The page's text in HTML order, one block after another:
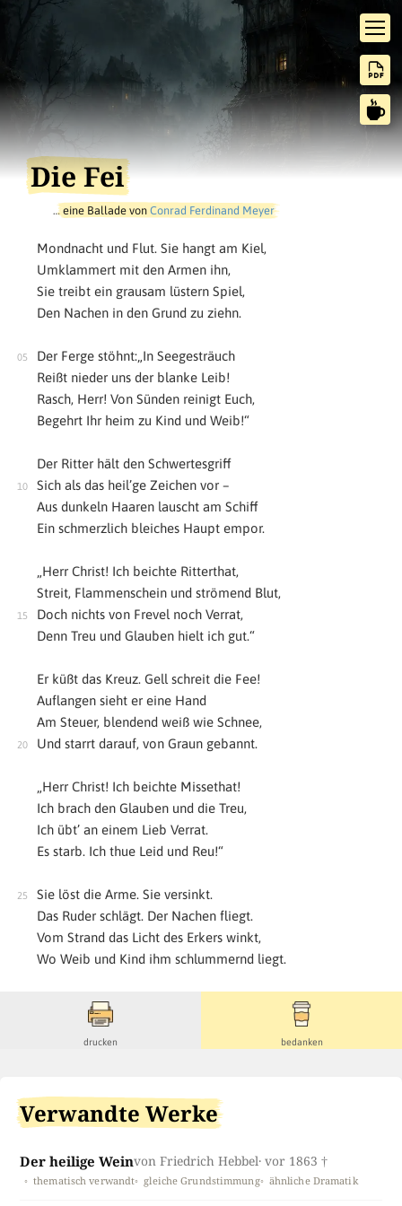
Die Fei
… eine Ballade vonConrad Ferdinand Meyer
Mondnacht und Flut. Sie hangt am Kiel,
Umklammert mit den Armen ihn,
Sie treibt ein grausam lüstern Spiel,
Den Nachen in den Grund zu ziehn.
Der Ferge stöhnt:„In Seegesträuch
Reißt nieder uns der blanke Leib!
Rasch, Herr! Von Sünden reinigt Euch,
Begehrt Ihr heim zu Kind und Weib!“
Der Ritter hält den Schwertesgriff
Sich als das heil’ge Zeichen vor –
Aus dunkeln Haaren lauscht am Schiff
Ein schmerzlich bleiches Haupt empor.
„Herr Christ! Ich beichte Ritterthat,
Streit, Flammenschein und strömend Blut,
Doch nichts von Frevel noch Verrat,
Denn Treu und Glauben hielt ich gut.“
Er küßt das Kreuz. Gell schreit die Fee!
Auflangen sieht er eine Hand
Am Steuer, blendend weiß wie Schnee,
Und starrt darauf, von Graun gebannt.
„Herr Christ! Ich beichte Missethat!
Ich brach den Glauben und die Treu,
Ich übt’ an einem Lieb Verrat.
Es starb. Ich thue Leid und Reu!“
Sie löst die Arme. Sie versinkt.
Das Ruder schlägt. Der Nachen fliegt.
Vom Strand das Licht des Erkers winkt,
Wo Weib und Kind ihm schlummernd liegt.
drucken bedanken
Verwandte Werke
Der heilige Weinvon Friedrich Hebbel· vor 1863 †
thematisch verwandt gleiche Grundstimmung ähnliche Dramatik